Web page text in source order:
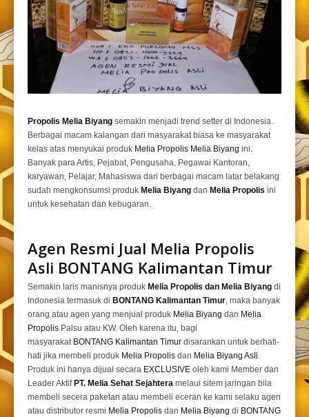
Propolis Melia Biyang semakin menjadi trend setter di Indonesia.
Berbagai macam kalangan dari masyarakat biasa ke masyarakat
kelas atas menyukai produk Melia Propolis Melia Biyang ini.
Banyak para Artis, Pejabat, Pengusaha, Pegawai Kantoran,
karyawan, Pelajar, Mahasiswa dari berbagai macam latar belakang
sudah mengkonsumsi produk Melia Biyang dan Melia Propolis ini
untuk kesehatan dan kebugaran.
Agen Resmi Jual Melia Propolis
Asli BONTANG Kalimantan Timur
Semakin laris manisnya produk Melia Propolis dan Melia Biyang di
Indonesia termasuk di BONTANG Kalimantan Timur, maka banyak
orang atau agen yang menjual produk Melia Biyang dan Melia
Propolis Palsu atau KW. Oleh karena itu, bagi
masyarakat BONTANG Kalimantan Timur disarankan untuk berhati-
hati jika membeli produk Melia Propolis dan Melia Biyang Asli.
Produk ini hanya dijual secara EXCLUSIVE oleh kami Member dan
Leader Aktif PT. Melia Sehat Sejahtera melaui sitem jaringan bila
membeli secera paketan atau membeli eceran ke kami selaku agen
atau distributor resmi Melia Propolis dan Melia Biyang di BONTANG